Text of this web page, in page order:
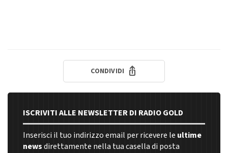
CONDIVIDI
ISCRIVITI ALLE NEWSLETTER DI RADIO GOLD
Inserisci il tuo indirizzo email per ricevere le ultime
newsdirettamente nella tua casella di posta